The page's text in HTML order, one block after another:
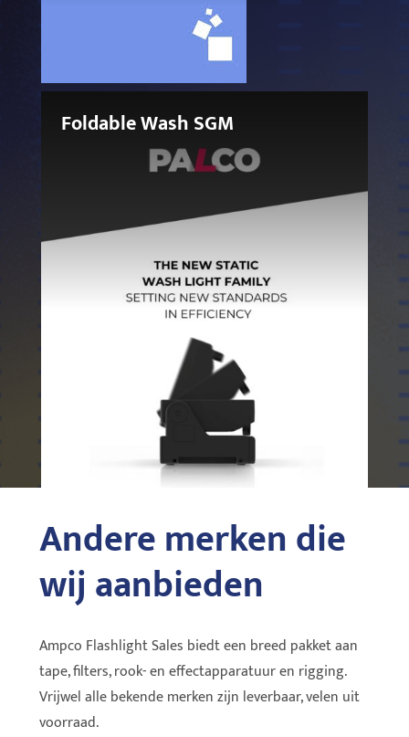
Foldable Wash SGM
Andere merken die
wij aanbieden
Ampco Flashlight Sales biedt een breed pakket aan
tape, filters, rook- en effectapparatuur en rigging.
Vrijwel alle bekende merken zijn leverbaar, velen uit
voorraad.